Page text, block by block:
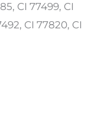
CI 77499, CI
CI 77820, CI